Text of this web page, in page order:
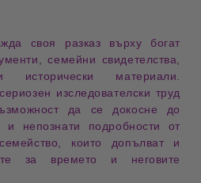
своя разказ върху богат
,семейни свидетелства
материали.
изследователски труд
да се докосне до
и непознати подробности от
които допълват и
за времето и неговите